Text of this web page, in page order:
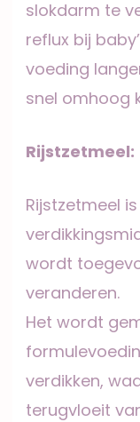
slokdarm te
reflux bij
voeding
snel omhoog
Rijstzetmeel:
Rijstzetmeel
wordt
veranderen.
Het wordt
verdikken,
terugvloeit